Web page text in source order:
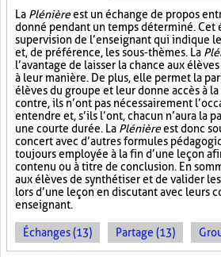
La Plénièreest un échange de propos
donné pendant un temps déterminé. Cet
supervision de l’enseignant qui indique
et, de préférence, les sous-thèmes. La
l’avantage de laisser la chance aux
à leur manière. De plus, elle permet la
élèves du groupe et leur donne accès à
contre, ils n’ont pas nécessairement
entendre et, s’ils l’ont, chacun n’aura la
une courte durée. La Plénièreest donc
concert avec d’autres formules
toujours employée à la fin d’une leçon
contenu ou à titre de conclusion. En
aux élèves de synthétiser et de valider
lors d’une leçon en discutant avec leurs
enseignant.
Échanges (13) Partage (13)